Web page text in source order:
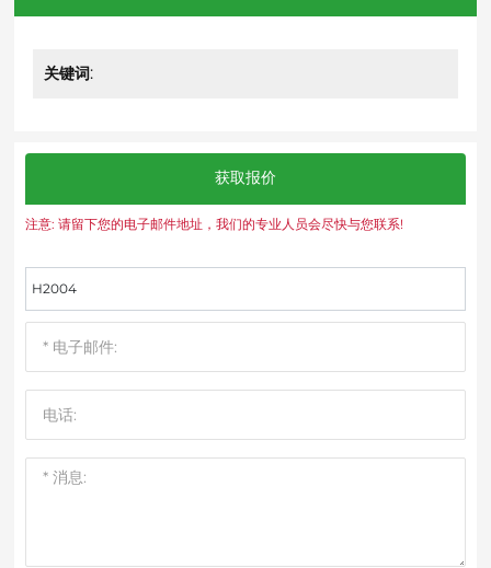
关键词:
获取报价
注意: 请留下您的电子邮件地址，我们的专业人员会尽快与您联系!
H2004